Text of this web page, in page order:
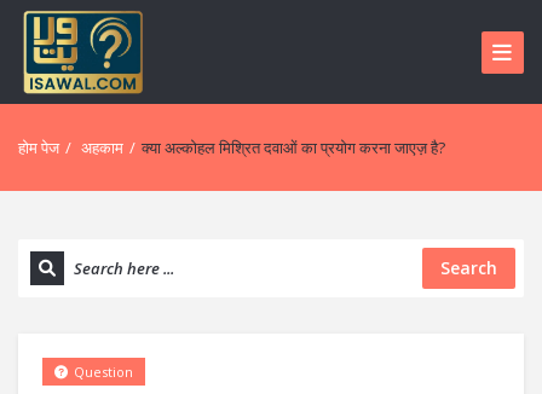
होम पेज / अहकाम / क्या अल्कोहल मिश्रित दवाओं का प्रयोग करना जाएज़ है?
Search
Question